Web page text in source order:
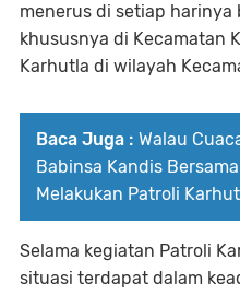
menerus di setiap
khususnya di Kecamatan
Karhutla di wilayah
Baca Juga : Walau
Babinsa Kandis
Melakukan Patroli
Selama kegiatan Patroli
situasi terdapat dalam